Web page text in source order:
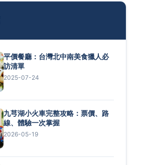
平價餐廳：台灣北中南美食獵人必
訪清單
2025-07-24
九芎湖小火車完整攻略：票價、路
線、體驗一次掌握
2026-05-19